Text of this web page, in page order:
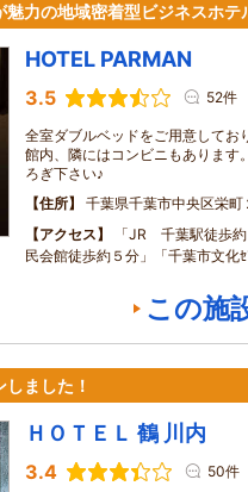
力の地域密着型ビジネスホテ
HOTEL PARMAN
3.5 52件
全室ダブルベッドをご用意してお
館内、隣にはコンビニもあります
ろぎ下さい♪
住所
千葉県千葉市中央区栄町
アクセス
「JR 千葉駅徒歩
民会館徒歩約５分」「千葉市文化
この施
ました！
ＨＯＴＥＬ 鶴 川内
3.4 50件